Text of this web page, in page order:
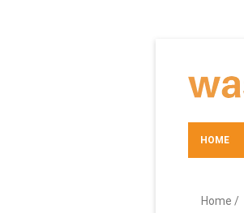
HOME
Home /